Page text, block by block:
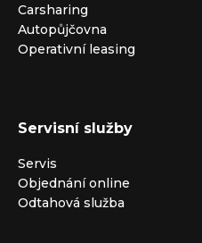
Carsharing
Autopůjčovna
Operativní leasing
Servisní služby
Servis
Objednání online
Odtahová služba